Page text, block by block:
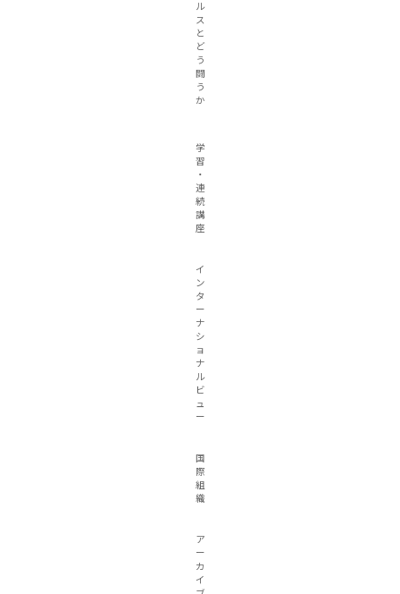
ル
ス
と
ど
う
闘
う
か
学
習
・
連
続
講
座
イ
ン
タ
ー
ナ
シ
ョ
ナ
ル
ビ
ュ
ー
国
際
組
織
ア
ー
カ
イ